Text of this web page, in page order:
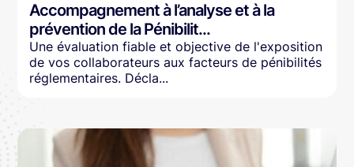
Accompagnement à l’analyse et à la
prévention de la Pénibilit...
Une évaluation fiable et objective de l'exposition
de vos collaborateurs aux facteurs de pénibilités
réglementaires. Décla...